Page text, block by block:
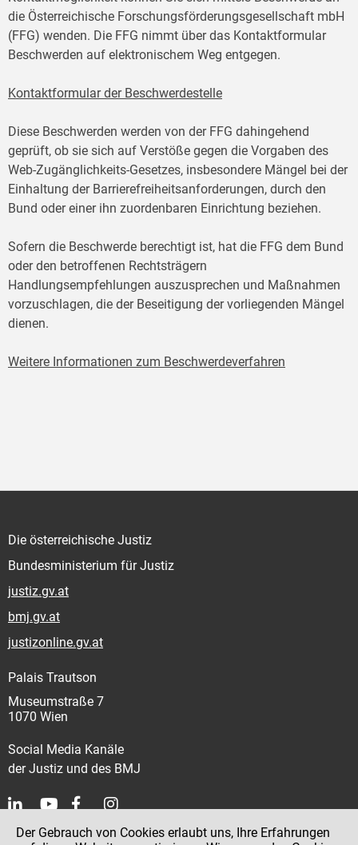
die Österreichische Forschungsförderungsgesellschaft mbH
(FFG) wenden. Die FFG nimmt über das Kontaktformular
Beschwerden auf elektronischem Weg entgegen.
Kontaktformular der Beschwerdestelle
Diese Beschwerden werden von der FFG dahingehend
geprüft, ob sie sich auf Verstöße gegen die Vorgaben des
Web-Zugänglichkeits-Gesetzes, insbesondere Mängel bei der
Einhaltung der Barrierefreiheitsanforderungen, durch den
Bund oder einer ihn zuordenbaren Einrichtung beziehen.
Sofern die Beschwerde berechtigt ist, hat die FFG dem Bund
oder den betroffenen Rechtsträgern
Handlungsempfehlungen auszusprechen und Maßnahmen
vorzuschlagen, die der Beseitigung der vorliegenden Mängel
dienen.
Weitere Informationen zum Beschwerdeverfahren
Die österreichische Justiz
Bundesministerium für Justiz
justiz.gv.at
bmj.gv.at
justizonline.gv.at
Palais Trautson
Museumstraße 7
1070 Wien
Social Media Kanäle
der Justiz und des BMJ
Kontakt
Der Gebrauch von Cookies erlaubt uns, Ihre Erfahrungen